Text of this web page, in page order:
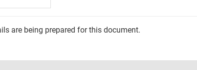
are being prepared for this document.